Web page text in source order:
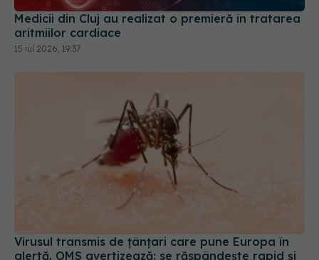
15 iul 2026, 19:37
Virusul transmis de țânțari care pune Europa în
alertă. OMS avertizează: se răspândește rapid și
25 iul 2026, 16:00